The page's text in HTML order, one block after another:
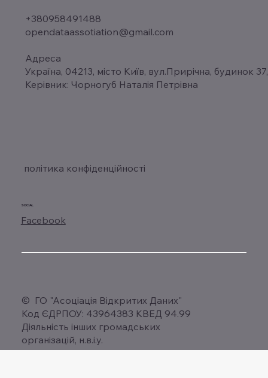
+380958491488
opendataassotiation@gmail.com
Адреса
Україна, 04213, місто Київ, вул.Прирічна, будинок
Керівник: Чорногуб Наталія Петрівна
політика конфіденційності
SOCIAL
Facebook
© ГО "Асоціація Відкритих Даних"
Код ЄДРПОУ: 43964383 КВЕД 94.99
Діяльність інших громадських
організацій, н.в.і.у.